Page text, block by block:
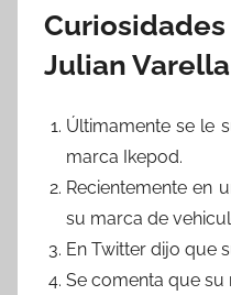
Julian
Últimamente se le
marca Ikepod.
Recientemente en
su marca de
En Twitter dijo que
Se comenta que su